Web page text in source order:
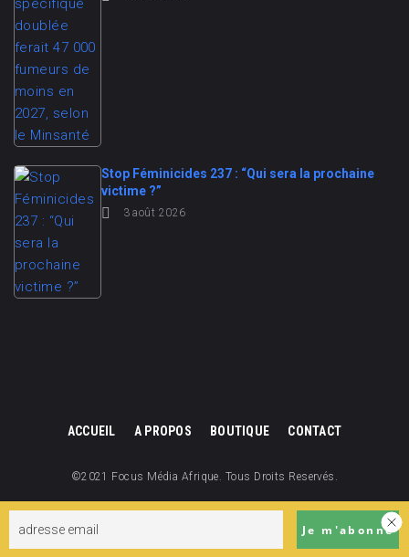
Stop Féminicides 237 : “Qui sera la prochaine
victime ?”
3 août 2026
ACCUEIL A PROPOS BOUTIQUE CONTACT
©2021 Focus Média Afrique. Tous Droits Reservés.
Focus Média Afrique est une division de Focus Cameroun.